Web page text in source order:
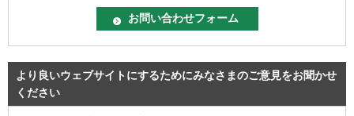
より良いウェブサイトにするためにみなさまのご意見をお聞かせ
ください